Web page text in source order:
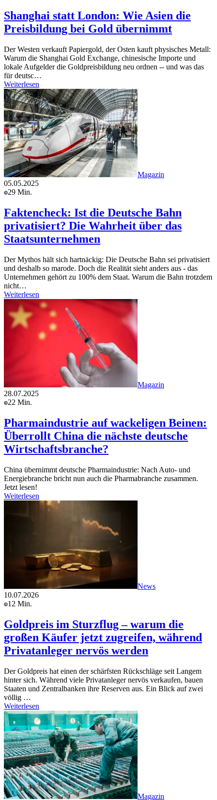
Shanghai statt London: Wie Asien die
Preisbildung bei Gold übernimmt
Der Westen verkauft Papiergold, der Osten kauft physisches Metall:
Warum die Shanghai Gold Exchange, chinesische Importe und
lokale Aufgelder die Goldpreisbildung neu ordnen -- und was das
für deutsc…
Weiterlesen
Magazin
05.05.2025
29 Min.
Faktencheck: Ist die Deutsche Bahn
privatisiert? Die Wahrheit über das
Staatsunternehmen
Der Mythos hält sich hartnäckig: Die Deutsche Bahn sei privatisiert
und deshalb so marode. Doch die Realität sieht anders aus - das
Unternehmen gehört zu 100% dem Staat. Warum die Bahn trotzdem
nicht…
Weiterlesen
Magazin
28.07.2025
22 Min.
Pharmaindustrie auf wackeligen Beinen:
Überrollt China die nächste deutsche
Wirtschaftsbranche?
China übernimmt deutsche Pharmaindustrie: Nach Auto- und
Energiebranche bricht nun auch die Pharmabranche zusammen.
Jetzt lesen!
Weiterlesen
News
10.07.2026
12 Min.
Goldpreis im Sturzflug – warum die
großen Käufer jetzt zugreifen, während
Privatanleger nervös werden
Der Goldpreis hat einen der schärfsten Rückschläge seit Langem
hinter sich. Während viele Privatanleger nervös verkaufen, bauen
Staaten und Zentralbanken ihre Reserven aus. Ein Blick auf zwei
völlig …
Weiterlesen
Magazin